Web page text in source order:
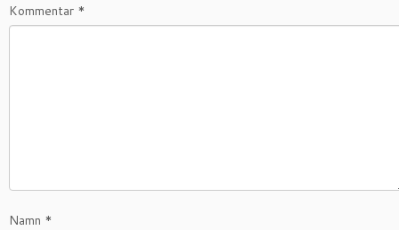
Kommentar *
Namn *